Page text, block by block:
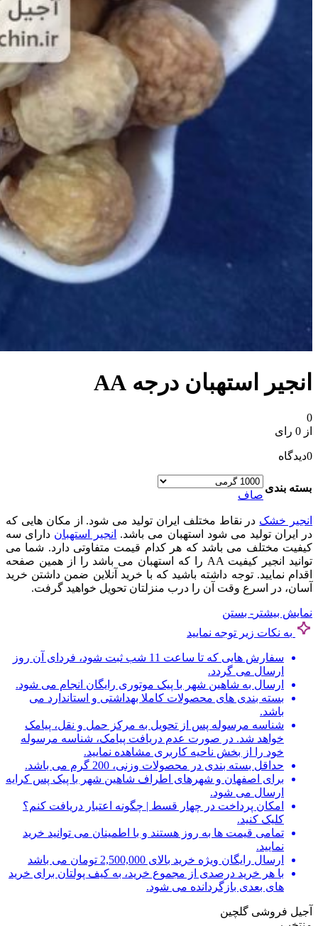
انجیر استهبان درجه AA
0
از 0 رای
0دیدگاه
بسته بندی
صاف
انجیر خشک در نقاط مختلف ایران تولید می شود. از مکان هایی که
در ایران تولید می شود استهبان می باشد.
انجیر استهبان دارای سه
کیفیت مختلف می باشد که هر کدام قیمت متفاوتی دارد. شما می
توانید انجیر کیفیت AA را که استهبان می باشد را از همین صفحه
اقدام نمایید. توجه داشته باشید که با خرید آنلاین ضمن داشتن خرید
آسان، در اسرع وقت آن را درب منزلتان تحویل خواهید گرفت.
نمایش بیشتر - بستن
به نکات زیر توجه نمایید
سفارش هایی که تا ساعت 11 شب ثبت شود، فردای آن روز
ارسال می گردد.
ارسال به شاهین شهر با پیک موتوری رایگان انجام می شود.
بسته بندی های محصولات کاملا بهداشتی و استاندارد می
باشد.
شناسه مرسوله پس از تحویل به مرکز حمل و نقل، پیامک
خواهد شد. در صورت عدم دریافت پیامک، شناسه مرسوله
خود را از بخش ناحیه کاربری مشاهده نمایید.
حداقل بسته بندی در محصولات وزنی، 200 گرم می باشد.
برای اصفهان و شهرهای اطراف شاهین شهر با پیک پس کرایه
ارسال می شود.
امکان پرداخت در چهار قسط | چگونه اعتبار دریافت کنم؟
کلیک کنید.
تمامی قیمت ها به روز هستند و با اطمینان می توانید خرید
نمایید.
ارسال رایگان ویژه خرید بالای 2,500,000 تومان می باشد
با هر خرید درصدی از مجموع خرید، به کیف پولتان برای خرید
های بعدی بازگردانده می شود.
آجیل فروشی گلچین